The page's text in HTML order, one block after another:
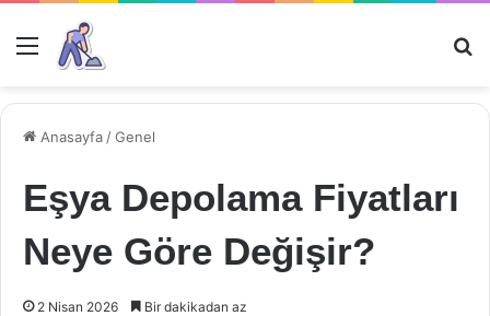
Menü
Anasayfa /Genel
Eşya Depolama Fiyatları
Neye Göre Değişir?
2 Nisan 2026 Bir dakikadan az